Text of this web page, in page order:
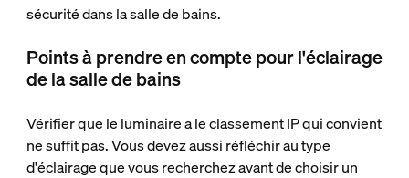
sécurité dans la salle de bains.
Points à prendre en compte pour l'éclairage
de la salle de bains
Vérifier que le luminaire a le classement IP qui convient
ne suffit pas. Vous devez aussi réfléchir au type
d'éclairage que vous recherchez avant de choisir un